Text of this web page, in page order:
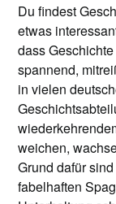
Du findest
etwas
dass
spannend,
in vielen
weichen,
Grund dafür
fabelhaften